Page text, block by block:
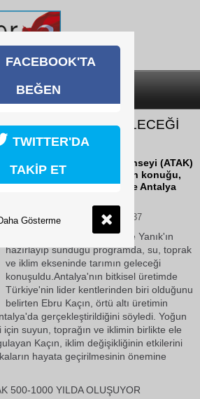
DAKİKA
TARIMIN GELECEĞİ
KONUŞULDU
(ATB) ile Antalya Tarım Konseyi (ATAK)
Gündemi programının konuğu,
Antalya Şube Başkanı ve Antalya
Üyesi Ebru Kaçın oldu.
06 Temmuz 2026 Pazartesi 13:37
ATB Basın Danışmanı Vahide Yanık'ın
hazırlayıp sunduğu programda, su, toprak
ve iklim ekseninde tarımın geleceği
konuşuldu.Antalya'nın bitkisel üretimde
Türkiye'nin lider kentlerinden biri olduğunu
belirten Ebru Kaçın, örtü altı üretimin
gerçekleştirildiğini söyledi. Yoğun
suyun, toprağın ve iklimin birlikte ele
Kaçın, iklim değişikliğinin etkilerini
hayata geçirilmesinin önemine
500-1000 YILDA OLUŞUYOR
FACEBOOK'TA
BEĞEN
TWITTER'DA
TAKİP ET
Gösterme